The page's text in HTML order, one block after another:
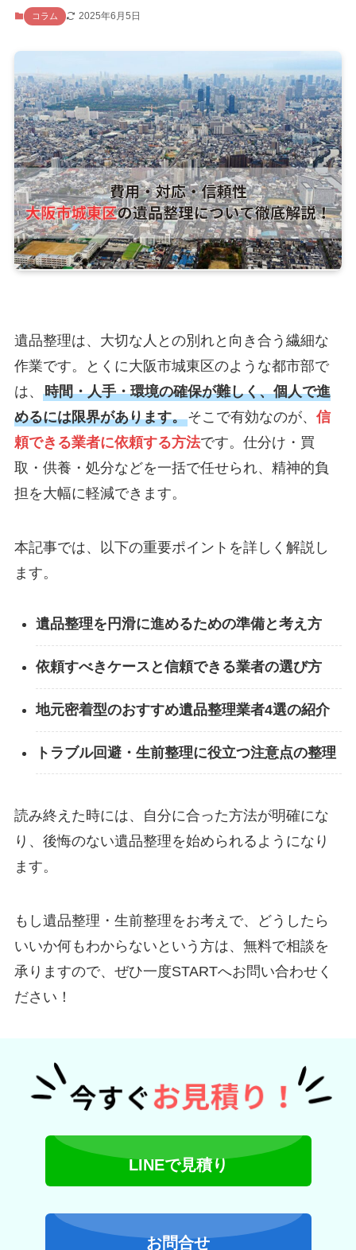
コラム 2025年6月5日
遺品整理は、大切な人との別れと向き合う繊細な
作業です。とくに大阪市城東区のような都市部で
は、 時間・人手・環境の確保が難しく、個人で進
めるには限界があります。そこで有効なのが、 信
頼できる業者に依頼する方法です。仕分け・買
取・供養・処分などを一括で任せられ、精神的負
担を大幅に軽減できます。
本記事では、以下の重要ポイントを詳しく解説し
ます。
遺品整理を円滑に進めるための準備と考え方
依頼すべきケースと信頼できる業者の選び方
地元密着型のおすすめ遺品整理業者4選の紹介
トラブル回避・生前整理に役立つ注意点の整理
読み終えた時には、自分に合った方法が明確にな
り、後悔のない遺品整理を始められるようになり
ます。
もし遺品整理・生前整理をお考えで、どうしたら
いいか何もわからないという方は、無料で相談を
承りますので、ぜひ一度STARTへお問い合わせく
ださい！
LINEで見積り
お問合せ